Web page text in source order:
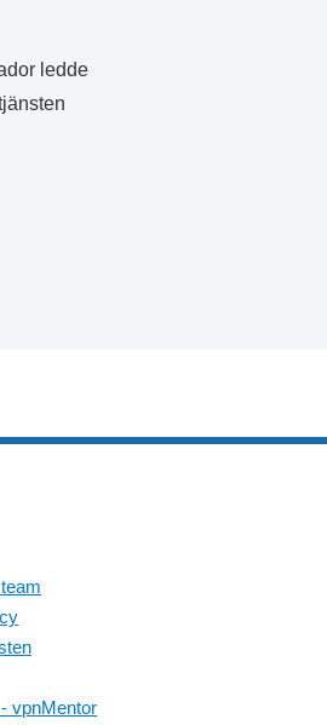
ledde
vpnMentor